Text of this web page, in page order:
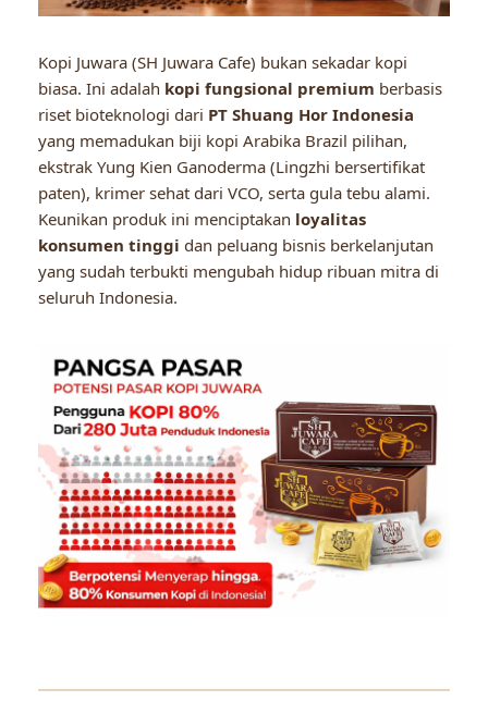
Kopi Juwara (SH Juwara Cafe) bukan sekadar kopi
biasa. Ini adalah kopi fungsional premium berbasis
riset bioteknologi dari PT Shuang Hor Indonesia
yang memadukan biji kopi Arabika Brazil pilihan,
ekstrak Yung Kien Ganoderma (Lingzhi bersertifikat
paten), krimer sehat dari VCO, serta gula tebu alami.
Keunikan produk ini menciptakan loyalitas
konsumen tinggi dan peluang bisnis berkelanjutan
yang sudah terbukti mengubah hidup ribuan mitra di
seluruh Indonesia.